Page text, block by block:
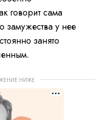
говорит сама
замужества у нее
занято
НИЖЕ